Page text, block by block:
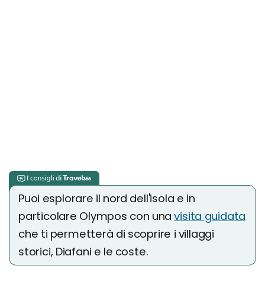
Puoi esplorare il nord dell'isola e in
particolare Olympos con unavisita guidata
che ti permetterà di scoprire i villaggi
storici, Diafani e le coste.